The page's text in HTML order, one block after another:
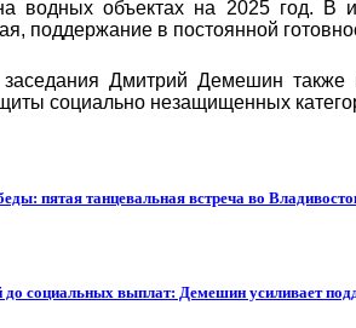
водных объектах на 2025 год. В
поддержание в постоянной
Дмитрий Демешин
социально незащищенных
пятая танцевальная встреча во
до социальных выплат: Демешин усиливает